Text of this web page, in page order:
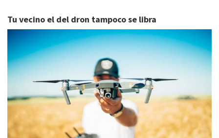
Tu vecino el del dron tampoco se libra